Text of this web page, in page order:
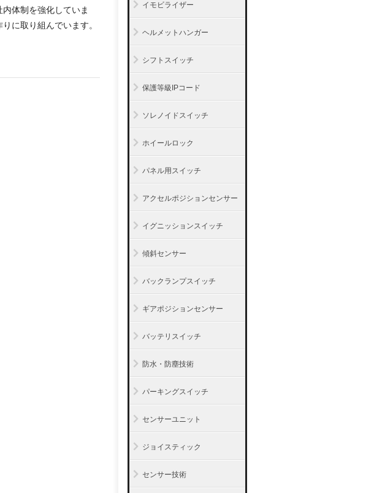
体制を強化していま
に取り組んでいます。
イモビライザー
ヘルメットハンガー
シフトスイッチ
保護等級IPコード
ソレノイドスイッチ
ホイールロック
パネル用スイッチ
アクセルポジションセンサー
イグニッションスイッチ
傾斜センサー
バックランプスイッチ
ギアポジションセンサー
バッテリスイッチ
防水・防塵技術
パーキングスイッチ
センサーユニット
ジョイスティック
センサー技術